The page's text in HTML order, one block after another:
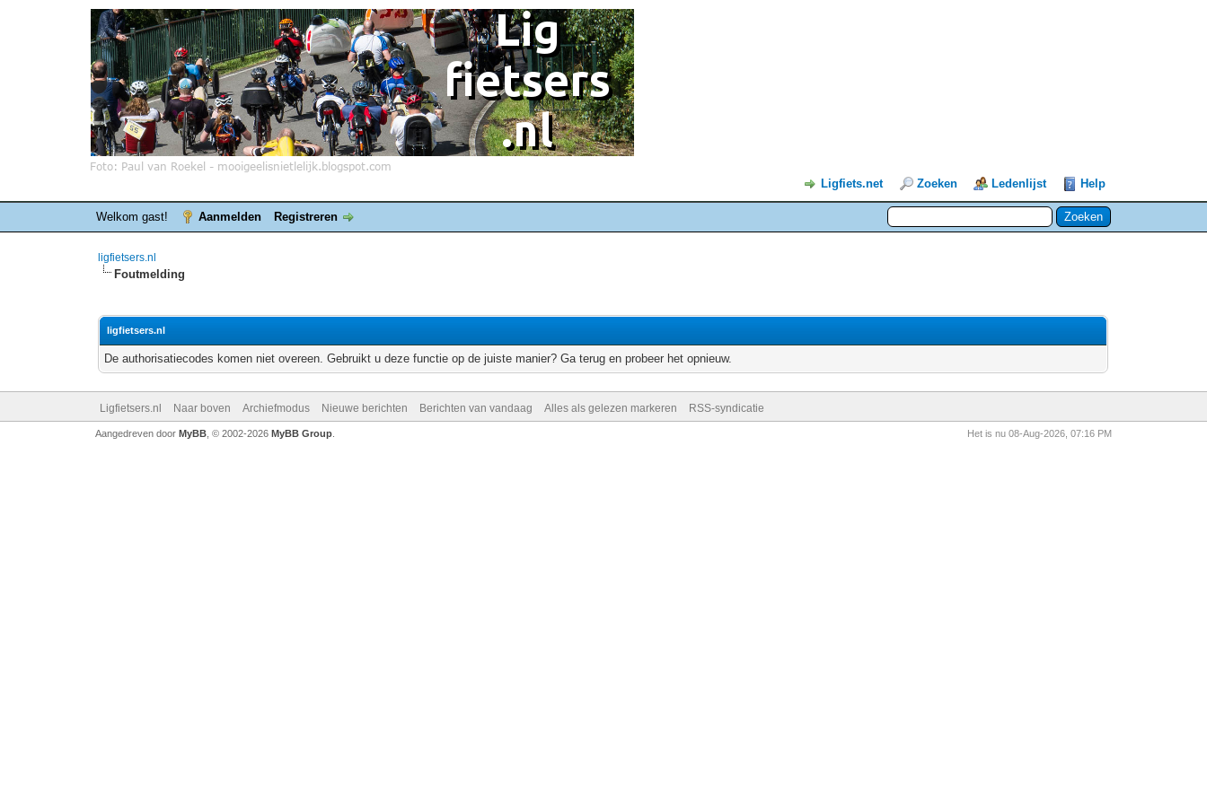
Ligfiets.net Zoeken Ledenlijst Help
Welkom gast! Aanmelden Registreren
ligfietsers.nl
Foutmelding
ligfietsers.nl
De authorisatiecodes komen niet overeen. Gebruikt u deze functie op de juiste manier? Ga terug en probeer het opnieuw.
Ligfietsers.nl Naar boven Archiefmodus Nieuwe berichten Berichten van vandaag Alles als gelezen markeren RSS-syndicatie
Het is nu 08-Aug-2026, 07:16 PM
Aangedreven door MyBB, © 2002-2026 MyBB Group.